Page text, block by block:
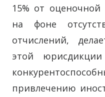
15% от
на фоне
отчислений,
этой
привлечению